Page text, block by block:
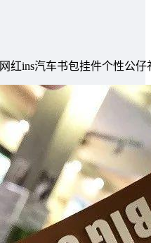
红ins汽车书包挂件个性公仔